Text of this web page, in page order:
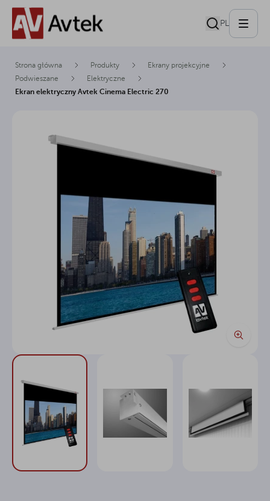
PL
Strona główna Produkty
Ekrany projekcyjne
Podwieszane
Elektryczne
Ekran elektryczny Avtek Cinema Electric 270